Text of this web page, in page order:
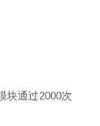
块通过2000次